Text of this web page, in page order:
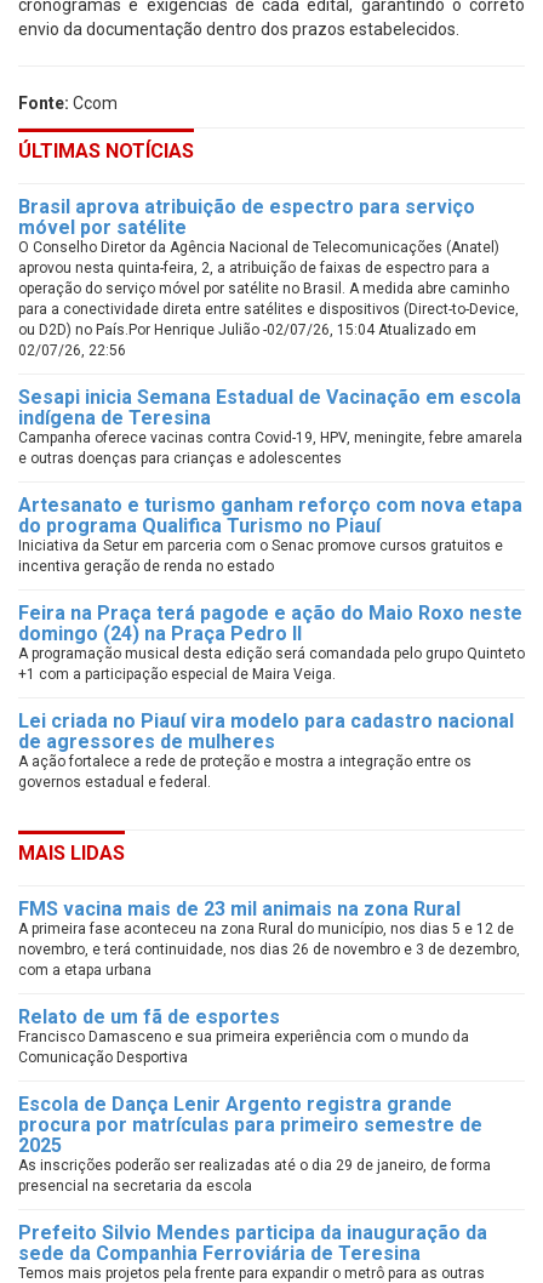
cronogramas e exigências de cada edital, garantindo o correto
envio da documentação dentro dos prazos estabelecidos.
Fonte: Ccom
ÚLTIMAS NOTÍCIAS
Brasil aprova atribuição de espectro para serviço
móvel por satélite
O Conselho Diretor da Agência Nacional de Telecomunicações (Anatel)
aprovou nesta quinta-feira, 2, a atribuição de faixas de espectro para a
operação do serviço móvel por satélite no Brasil. A medida abre caminho
para a conectividade direta entre satélites e dispositivos (Direct-to-Device,
ou D2D) no País.Por Henrique Julião -02/07/26, 15:04 Atualizado em
02/07/26, 22:56
Sesapi inicia Semana Estadual de Vacinação em escola
indígena de Teresina
Campanha oferece vacinas contra Covid-19, HPV, meningite, febre amarela
e outras doenças para crianças e adolescentes
Artesanato e turismo ganham reforço com nova etapa
do programa Qualifica Turismo no Piauí
Iniciativa da Setur em parceria com o Senac promove cursos gratuitos e
incentiva geração de renda no estado
Feira na Praça terá pagode e ação do Maio Roxo neste
domingo (24) na Praça Pedro II
A programação musical desta edição será comandada pelo grupo Quinteto
+1 com a participação especial de Maira Veiga.
Lei criada no Piauí vira modelo para cadastro nacional
de agressores de mulheres
A ação fortalece a rede de proteção e mostra a integração entre os
governos estadual e federal.
MAIS LIDAS
FMS vacina mais de 23 mil animais na zona Rural
A primeira fase aconteceu na zona Rural do município, nos dias 5 e 12 de
novembro, e terá continuidade, nos dias 26 de novembro e 3 de dezembro,
com a etapa urbana
Relato de um fã de esportes
Francisco Damasceno e sua primeira experiência com o mundo da
Comunicação Desportiva
Escola de Dança Lenir Argento registra grande
procura por matrículas para primeiro semestre de
2025
As inscrições poderão ser realizadas até o dia 29 de janeiro, de forma
presencial na secretaria da escola
Prefeito Silvio Mendes participa da inauguração da
sede da Companhia Ferroviária de Teresina
Temos mais projetos pela frente para expandir o metrô para as outras